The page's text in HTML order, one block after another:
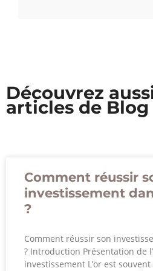
Découvrez
articles de Blog
Comment réussir
investissement
?
Comment réussir son
? Introduction Présentation de
investissement L’or est